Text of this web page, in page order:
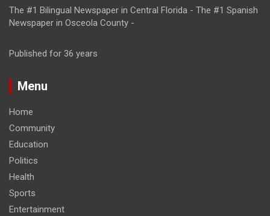
The #1 Bilingual Newspaper in Central Florida - The #1 Spanish
Newspaper in Osceola County -
Published for 36 years
Menu
Home
Community
Education
Politics
Health
Sports
Entertainment